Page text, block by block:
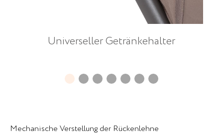
Universeller Getränkehalter
Mechanische Verstellung der Rückenlehne